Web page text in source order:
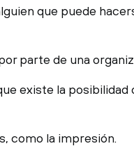
que puede
parte de una
existe la
como la impresión.